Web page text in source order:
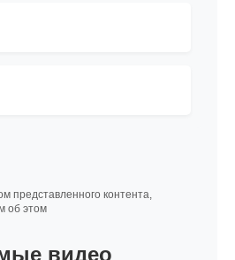
представленного контента,
об этом
видео